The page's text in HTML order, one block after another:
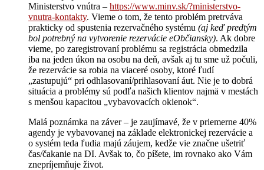
Ministerstvo vnútra – https://www.minv.sk/?ministerstvo-
vnutra-kontakty. Vieme o tom, že tento problém pretrváva
prakticky od spustenia rezervačného systému (aj keď predtým
bol potrebný na vytvorenie rezervácie eObčiansky). Ak dobre
vieme, po zaregistrovaní problému sa registrácia obmedzila
iba na jeden úkon na osobu na deň, avšak aj tu sme už počuli,
že rezervácie sa robia na viaceré osoby, ktoré ľudí
„zastupujú“ pri odhlasovaní/prihlasovaní áut. Nie je to dobrá
situácia a problémy sú podľa našich klientov najmä v mestách
s menšou kapacitou „vybavovacích okienok“.
Malá poznámka na záver – je zaujímavé, že v priemerne 40%
agendy je vybavovanej na základe elektronickej rezervácie a
o systém teda ľudia majú záujem, kedže vie značne ušetriť
čas/čakanie na DI. Avšak to, čo píšete, im rovnako ako Vám
znepríjemňuje život.